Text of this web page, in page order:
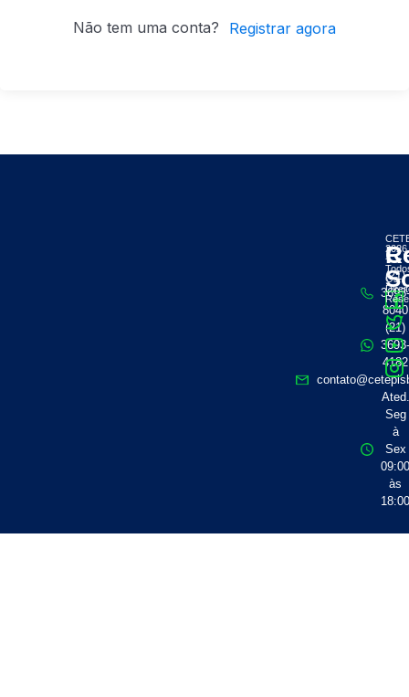
Não tem uma conta? Registrar agora
(21)
8040
(21)
4182
Ated.
Seg
à
Sex
às
2026
-
Os